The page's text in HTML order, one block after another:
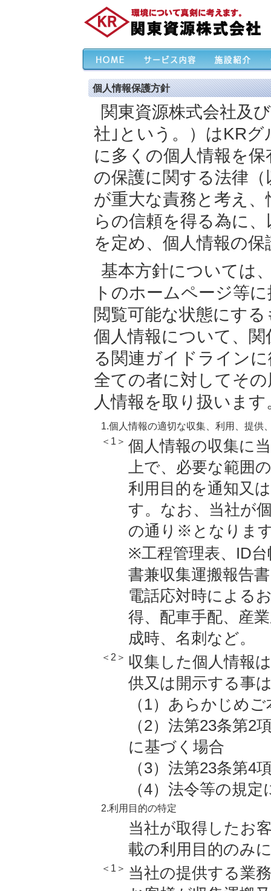
個人情報保護方針
関東資源株式会社及
社｣という。）はKR
に多くの個人情報を
の保護に関する法律
が重大な責務と考え
らの信頼を得る為に
を定め、個人情報の
基本方針については
トのホームページ等
閲覧可能な状態にす
個人情報について、
る関連ガイドライン
全ての者に対してそ
人情報を取り扱います
1.個人情報の適切な収集、利用、提供
＜1＞ 個人情報の収集に
上で、必要な範囲
利用目的を通知又
す。なお、当社が
の通り※となりま
※工程管理表、ID
書兼収集運搬報告
電話応対時による
得、配車手配、産
成時、名刺など。
＜2＞ 収集した個人情報
供又は開示する事
（1）あらかじめ
（2）法第23条第2
に基づく場合
（3）法第23条第4
（4）法令等の規
2.利用目的の特定
当社が取得したお
載の利用目的のみ
＜1＞ 当社の提供する業